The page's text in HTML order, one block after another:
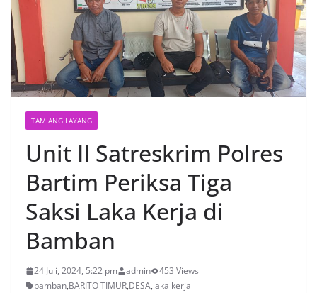
TAMIANG LAYANG
Unit II Satreskrim Polres
Bartim Periksa Tiga
Saksi Laka Kerja di
Bamban
24 Juli, 2024, 5:22 pm admin
453 Views
bamban,BARITO TIMUR,DESA,laka kerja